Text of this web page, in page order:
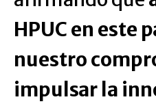
HPUC en este
nuestro
impulsar la